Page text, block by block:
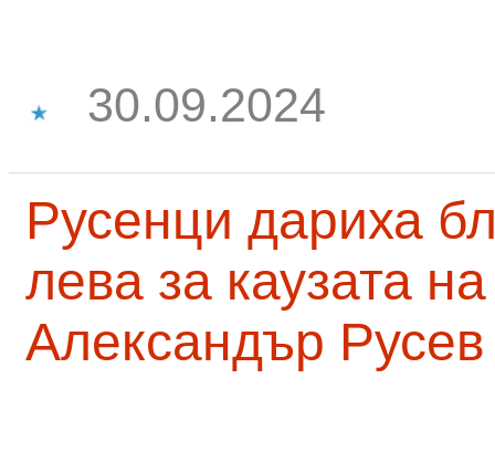
30.09.2024
Русенци дариха
лева за каузата
Александър Русев